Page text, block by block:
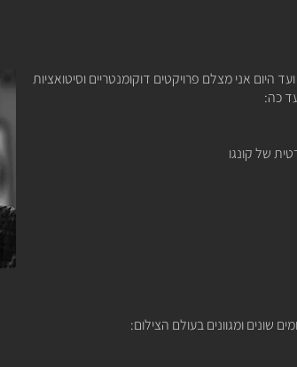
כצלם תיעודי ועד היום אני מצלם פרויקטים דוקומנטריים וסיטואציות
כה:
של קונגו
ומגוונים בעולם הצילום: